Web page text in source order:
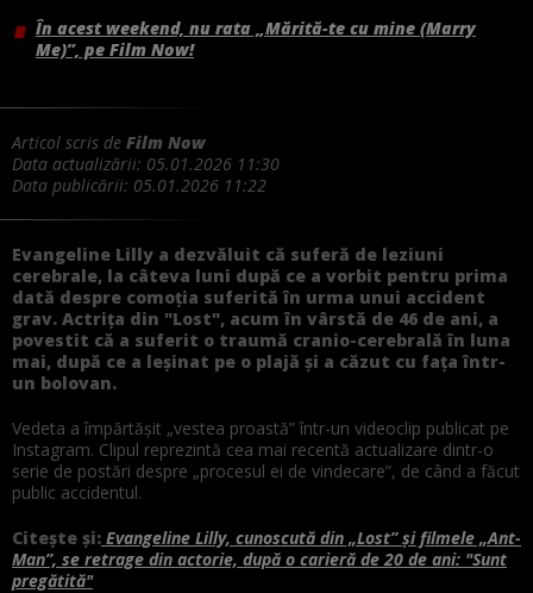
În acest weekend, nu rata „Mărită-te cu mine (Marry
Me)”, pe Film Now!
Articol scris de Film Now
Data actualizării: 05.01.2026 11:30
Data publicării: 05.01.2026 11:22
Evangeline Lilly a dezvăluit că suferă de leziuni
cerebrale, la câteva luni după ce a vorbit pentru prima
dată despre comoția suferită în urma unui accident
grav. Actrița din "Lost", acum în vârstă de 46 de ani, a
povestit că a suferit o traumă cranio-cerebrală în luna
mai, după ce a leșinat pe o plajă și a căzut cu fața într-
un bolovan.
Vedeta a împărtășit „vestea proastă” într-un videoclip publicat pe
Instagram. Clipul reprezintă cea mai recentă actualizare dintr-o
serie de postări despre „procesul ei de vindecare”, de când a făcut
public accidentul.
Citește și: Evangeline Lilly, cunoscută din „Lost” și filmele „Ant-
Man”, se retrage din actorie, după o carieră de 20 de ani: "Sunt
pregătită"